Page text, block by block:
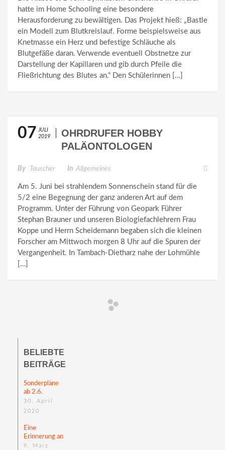
hatte im Home Schooling eine besondere
Herausforderung zu bewältigen. Das Projekt hieß: „Bastle
ein Modell zum Blutkreislauf. Forme beispielsweise aus
Knetmasse ein Herz und befestige Schläuche als
Blutgefäße daran. Verwende eventuell Obstnetze zur
Darstellung der Kapillaren und gib durch Pfeile die
Fließrichtung des Blutes an.“ Den Schülerinnen […]
07 JULI
2019
OHRDRUFER HOBBY
PALÄONTOLOGEN
BROMACKER
By Tauscher In Allgemeines
Am 5. Juni bei strahlendem Sonnenschein stand für die
5/2 eine Begegnung der ganz anderen Art auf dem
Programm. Unter der Führung von Geopark Führer
Stephan Brauner und unseren Biologiefachlehrern Frau
Koppe und Herrn Scheidemann begaben sich die kleinen
Forscher am Mittwoch morgen 8 Uhr auf die Spuren der
Vergangenheit. In Tambach-Dietharz nahe der Lohmühle
[…]
BELIEBTE
BEITRÄGE
Sonderpläne
ab 2.6.
30. April
2020
Eine
Erinnerung an
Eike Rudolph
9. März